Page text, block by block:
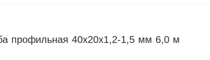
профильная 40х20х1,2-1,5 мм 6,0 м